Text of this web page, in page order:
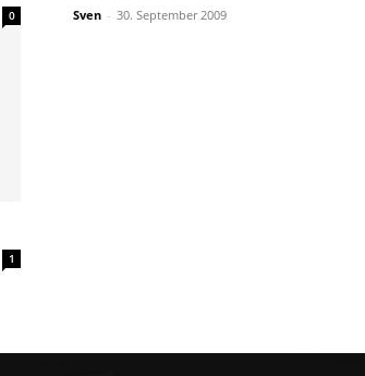
0 Sven - 30. September 2009
1